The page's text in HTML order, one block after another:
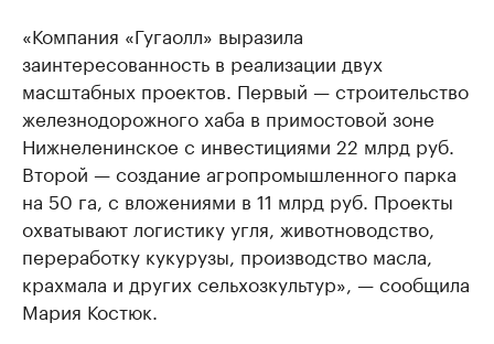
«Компания «Гугаолл» выразила
заинтересованность в реализации двух
масштабных проектов. Первый — строительство
железнодорожного хаба в примостовой зоне
Нижнеленинское с инвестициями 22 млрд руб.
Второй — создание агропромышленного парка
на 50 га, с вложениями в 11 млрд руб. Проекты
охватывают логистику угля, животноводство,
переработку кукурузы, производство масла,
крахмала и других сельхозкультур», — сообщила
Мария Костюк.